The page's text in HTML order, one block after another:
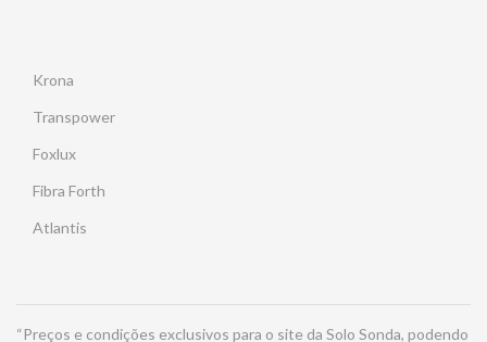
Krona
Transpower
Foxlux
Fibra Forth
Atlantis
“Preços e condições exclusivos para o site da Solo Sonda, podendo